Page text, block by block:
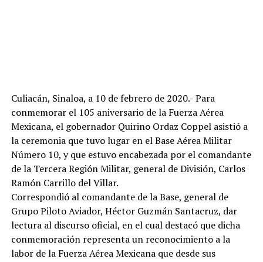
Culiacán, Sinaloa, a 10 de febrero de 2020.- Para
conmemorar el 105 aniversario de la Fuerza Aérea
Mexicana, el gobernador Quirino Ordaz Coppel asistió a
la ceremonia que tuvo lugar en el Base Aérea Militar
Número 10, y que estuvo encabezada por el comandante
de la Tercera Región Militar, general de División, Carlos
Ramón Carrillo del Villar.
Correspondió al comandante de la Base, general de
Grupo Piloto Aviador, Héctor Guzmán Santacruz, dar
lectura al discurso oficial, en el cual destacó que dicha
conmemoración representa un reconocimiento a la
labor de la Fuerza Aérea Mexicana que desde sus